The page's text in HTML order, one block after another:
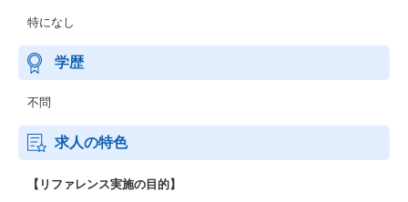
特になし
学歴
不問
求人の特色
【リファレンス実施の目的】